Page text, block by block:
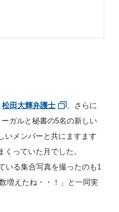
松田大輝弁護士
、さらに
ガルと秘書の5名の新しい
いメンバーと共にますます
っていた月でした。
いる集合写真を撮ったのも1
増えたね・・！」と一同実